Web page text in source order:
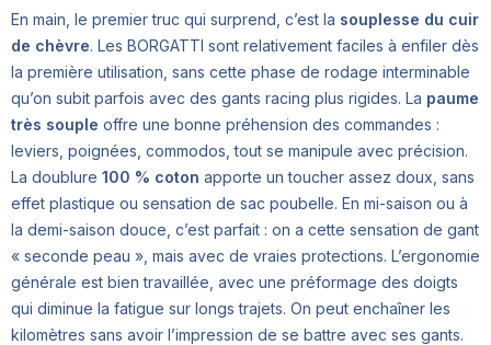
En main, le premier truc qui surprend, c’est la souplesse du cuir
de chèvre. Les BORGATTI sont relativement faciles à enfiler dès
la première utilisation, sans cette phase de rodage interminable
qu’on subit parfois avec des gants racing plus rigides. La paume
très souple offre une bonne préhension des commandes :
leviers, poignées, commodos, tout se manipule avec précision.
La doublure 100 % coton apporte un toucher assez doux, sans
effet plastique ou sensation de sac poubelle. En mi-saison ou à
la demi-saison douce, c’est parfait : on a cette sensation de gant
« seconde peau », mais avec de vraies protections. L’ergonomie
générale est bien travaillée, avec une préformage des doigts
qui diminue la fatigue sur longs trajets. On peut enchaîner les
kilomètres sans avoir l’impression de se battre avec ses gants.